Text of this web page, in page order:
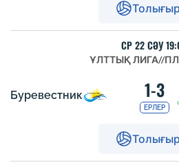
СР 22 СӘУ
ҰЛТТЫҚ ЛИГА//
Буревестник 1-3
ЕРЛЕР